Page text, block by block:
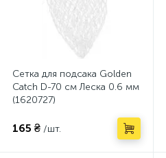
Сетка для подсака Golden
Catch D-70 см Леска 0.6 мм
(1620727)
165 ₴ /шт.